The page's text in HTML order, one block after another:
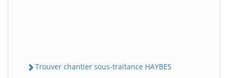
Trouver chantier sous-traitance HAYBES